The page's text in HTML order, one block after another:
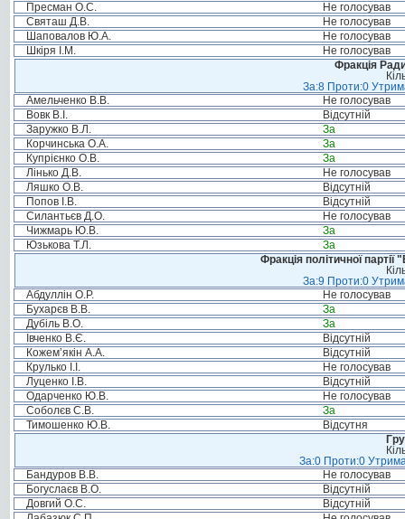
Пресман О.С.
Не голосував
Святаш Д.В.
Не голосував
Шаповалов Ю.А.
Не голосував
Шкіря І.М.
Не голосував
Фракція
За:8 Проти:0
Амельченко В.В.
Не голосував
Вовк В.І.
Відсутній
Заружко В.Л.
За
Корчинська О.А.
За
Купрієнко О.В.
За
Лінько Д.В.
Не голосував
Ляшко О.В.
Відсутній
Попов І.В.
Відсутній
Силантьєв Д.О.
Не голосував
Чижмарь Ю.В.
За
Юзькова Т.Л.
За
Фракція політичної
За:9 Проти:0
Абдуллін О.Р.
Не голосував
Бухарєв В.В.
За
Дубіль В.О.
За
Івченко В.Є.
Відсутній
Кожем’якін А.А.
Відсутній
Крулько І.І.
Не голосував
Луценко І.В.
Відсутній
Одарченко Ю.В.
Не голосував
Соболєв С.В.
За
Тимошенко Ю.В.
Відсутня
За:0 Проти:0
Бандуров В.В.
Не голосував
Богуслаєв В.О.
Відсутній
Довгий О.С.
Відсутній